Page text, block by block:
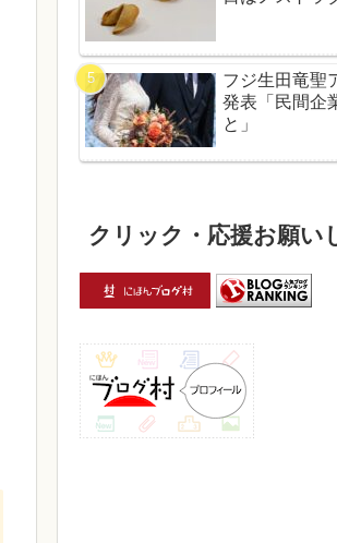
フジ生田竜聖
発表「民間企
と」
クリック・応援お願い